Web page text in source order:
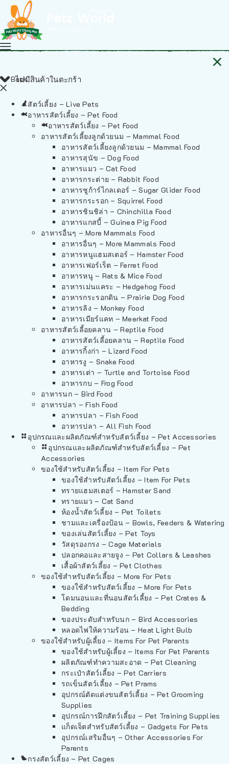
ไม่มีสินค้าในตะกร้า
Back
สัตว์เลี้ยง – Live Pets
อาหารสัตว์เลี้ยง – Pet Food
อาหารสัตว์เลี้ยง – Pet Food
อาหารสัตว์เลี้ยงลูกด้วยนม – Mammal Food
อาหารสัตว์เลี้ยงลูกด้วยนม – Mammal Food
อาหารสุนัข – Dog Food
อาหารแมว – Cat Food
อาหารกระต่าย – Rabbit Food
อาหารชูก้าร์ไกลเดอร์ – Sugar Glider Food
อาหารกระรอก – Squirrel Food
อาหารชินชิล่า – Chinchilla Food
อาหารแกสบี้ – Guinea Pig Food
อาหารอื่นๆ – More Mammals Food
อาหารอื่นๆ – More Mammals Food
อาหารหนูแฮมสเตอร์ – Hamster Food
อาหารเฟอร์เร็ต – Ferret Food
อาหารหนู – Rats & Mice Food
อาหารเม่นแคระ – Hedgehog Food
อาหารกระรอกดิน – Prairie Dog Food
อาหารลิง – Monkey Food
อาหารเมียร์แคท – Meerkat Food
อาหารสัตว์เลี้อยคลาน – Reptile Food
อาหารสัตว์เลี้อยคลาน – Reptile Food
อาหารกิ้งก่า – Lizard Food
อาหารงู – Snake Food
อาหารเต่า – Turtle and Tortoise Food
อาหารกบ – Frog Food
อาหารนก – Bird Food
อาหารปลา – Fish Food
อาหารปลา – Fish Food
อาหารปลา – All Fish Food
อุปกรณและผลิตภัณฑ์สำหรับสัตว์เลี้ยง – Pet Accessories
อุปกรณและผลิตภัณฑ์สำหรับสัตว์เลี้ยง – Pet
Accessories
ของใช้สำหรับสัตว์เลี้ยง – Item For Pets
ของใช้สำหรับสัตว์เลี้ยง – Item For Pets
ทรายแฮมสเตอร์ – Hamster Sand
ทรายแมว – Cat Sand
ห้องน้ำสัตว์เลี้ยง – Pet Toilets
ชามและเครื่องป้อน – Bowls, Feeders & Watering
ของเล่นสัตว์เลี้ยง – Pet Toys
วัสดุรองกรง – Cage Materials
ปลอกคอและสายจูง – Pet Collars & Leashes
เสื้อผ้าสัตว์เลี้ยง – Pet Clothes
ของใช้สำหรับสัตว์เลี้ยง – More For Pets
ของใช้สำหรับสัตว์เลี้ยง – More For Pets
โดมนอนและที่นอนสัตว์เลี้ยง – Pet Crates &
Bedding
ของประดับสำหรับนก – Bird Accessories
หลอดไฟให้ความร้อน – Heat Light Bulb
ของใช้สำหรับผู้เลี้ยง – Items For Pet Parents
ของใช้สำหรับผู้เลี้ยง – Items For Pet Parents
ผลิตภัณฑ์ทำความสะอาด – Pet Cleaning
กระเป๋าสัตว์เลี้ยง – Pet Carriers
รถเข็นสัตว์เลี้ยง – Pet Prams
อุปกรณ์ตัดแต่งขนสัตว์เลี้ยง – Pet Grooming
Supplies
อุปกรณ์การฝึกสัตว์เลี้ยง – Pet Training Supplies
แก็ดเจ็ตสำหรับสัตว์เลี้ยง – Gadgets For Pets
อุปกรณ์เสริมอื่นๆ – Other Accessories For
Parents
กรงสัตว์เลี้ยง – Pet Cages